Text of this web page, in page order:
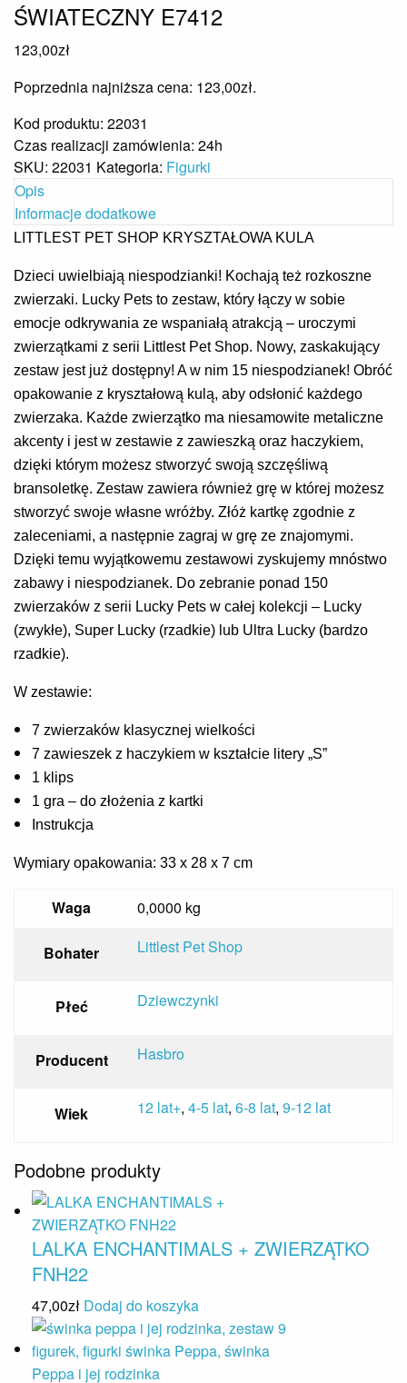
ŚWIATECZNY E7412
123,00zł
Poprzednia najniższa cena: 123,00zł.
Kod produktu: 22031
Czas realizacji zamówienia: 24h
SKU: 22031 Kategoria: Figurki
Opis
Informacje dodatkowe
LITTLEST PET SHOP KRYSZTAŁOWA KULA
Dzieci uwielbiają niespodzianki! Kochają też rozkoszne
zwierzaki. Lucky Pets to zestaw, który łączy w sobie
emocje odkrywania ze wspaniałą atrakcją – uroczymi
zwierzątkami z serii Littlest Pet Shop. Nowy, zaskakujący
zestaw jest już dostępny! A w nim 15 niespodzianek! Obróć
opakowanie z kryształową kulą, aby odsłonić każdego
zwierzaka. Każde zwierzątko ma niesamowite metaliczne
akcenty i jest w zestawie z zawieszką oraz haczykiem,
dzięki którym możesz stworzyć swoją szczęśliwą
bransoletkę. Zestaw zawiera również grę w której możesz
stworzyć swoje własne wróżby. Złóż kartkę zgodnie z
zaleceniami, a następnie zagraj w grę ze znajomymi.
Dzięki temu wyjątkowemu zestawowi zyskujemy mnóstwo
zabawy i niespodzianek. Do zebranie ponad 150
zwierzaków z serii Lucky Pets w całej kolekcji – Lucky
(zwykłe), Super Lucky (rzadkie) lub Ultra Lucky (bardzo
rzadkie).
W zestawie:
7 zwierzaków klasycznej wielkości
7 zawieszek z haczykiem w kształcie litery „S”
1 klips
1 gra – do złożenia z kartki
Instrukcja
Wymiary opakowania: 33 x 28 x 7 cm
Waga 0,0000 kg
Bohater Littlest Pet Shop
Płeć Dziewczynki
Producent Hasbro
Wiek 12 lat+, 4-5 lat, 6-8 lat, 9-12 lat
Podobne produkty
LALKA ENCHANTIMALS + ZWIERZĄTKO
FNH22
47,00zł Dodaj do koszyka